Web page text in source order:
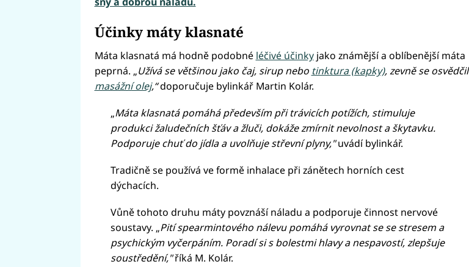
Účinky máty klasnaté
Máta klasnatá má hodně podobné léčivé účinkyjako známější a oblíbenější máta
peprná. „Užívá se většinou jako čaj, sirup nebo tinktura (kapky), zevně se osvědčil
masážní olej,“doporučuje bylinkář Martin Kolár.
„Máta klasnatá pomáhá především při trávicích potížích, stimuluje
produkci žaludečních šťáv a žluči, dokáže zmírnit nevolnost a škytavku.
Podporuje chuť do jídla a uvolňuje střevní plyny,"uvádí bylinkář.
Tradičně se používá ve formě inhalace při zánětech horních cest
dýchacích.
Vůně tohoto druhu máty povznáší náladu a podporuje činnost nervové
soustavy. „Pití spearmintového nálevu pomáhá vyrovnat se se stresem a
psychickým vyčerpáním. Poradí si s bolestmi hlavy a nespavostí, zlepšuje
soustředění,"říká M. Kolár.